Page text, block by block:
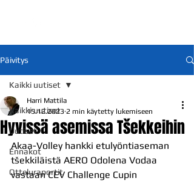
Päivitys
Kaikki uutiset
Uutiset
Ennakot
Otteluraportit
Kaikki uutiset
Hyvissä asemissa Tšekkeihin
Harri Mattila
15.12.2023 2 min käytetty lukemiseen
Akaa-Volley hankki etulyöntiaseman
tšekkiläistä AERO Odolena Vodaa
vastaan CEV Challenge Cupin